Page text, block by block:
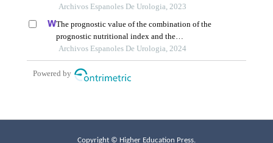
Copyright © Higher Education Press.